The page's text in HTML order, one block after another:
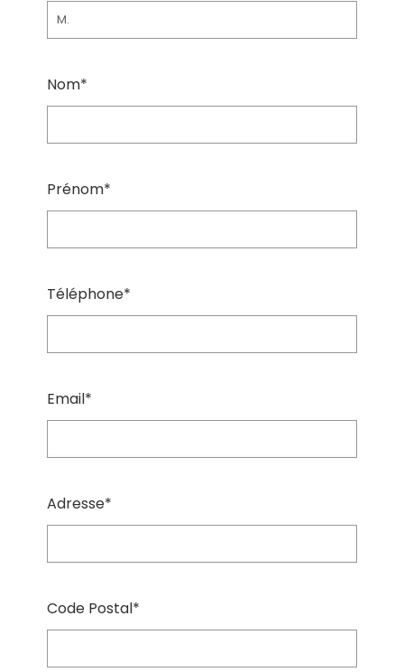
Nom*
Prénom*
Téléphone*
Email*
Adresse*
Code Postal*